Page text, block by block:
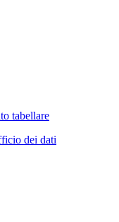
tabellare
dei dati